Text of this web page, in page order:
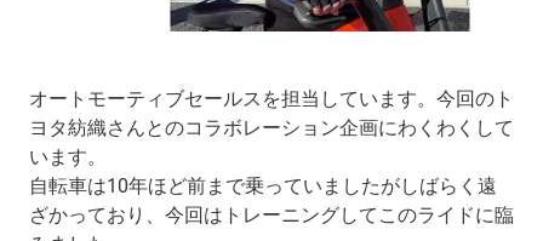
オートモーティブセールスを担当しています。今回のト
ヨタ紡織さんとのコラボレーション企画にわくわくして
います。
自転車は10年ほど前まで乗っていましたがしばらく遠
ざかっており、今回はトレーニングしてこのライドに臨